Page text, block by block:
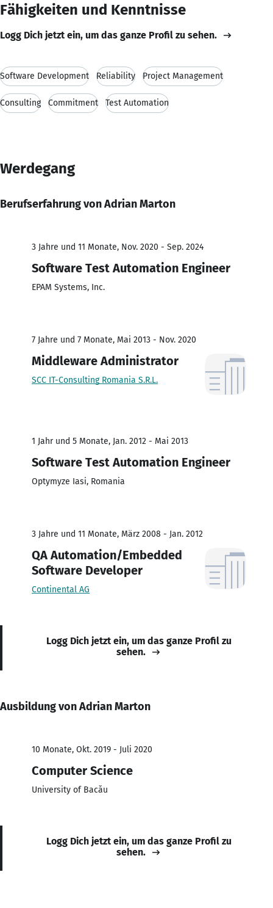
Fähigkeiten und Kenntnisse
Logg Dich jetzt ein, um das ganze Profil zu sehen.
Software Development Reliability Project Management
Consulting Commitment Test Automation
Werdegang
Berufserfahrung von Adrian Marton
3 Jahre und 11 Monate, Nov. 2020 - Sep. 2024
Software Test Automation Engineer
EPAM Systems, Inc.
7 Jahre und 7 Monate, Mai 2013 - Nov. 2020
Middleware Administrator
SCC IT-Consulting Romania S.R.L.
1 Jahr und 5 Monate, Jan. 2012 - Mai 2013
Software Test Automation Engineer
Optymyze Iasi, Romania
3 Jahre und 11 Monate, März 2008 - Jan. 2012
QA Automation/Embedded
Software Developer
Continental AG
Logg Dich jetzt ein, um das ganze Profil zu
sehen.
Ausbildung von Adrian Marton
10 Monate, Okt. 2019 - Juli 2020
Computer Science
University of Bacău
Logg Dich jetzt ein, um das ganze Profil zu
sehen.